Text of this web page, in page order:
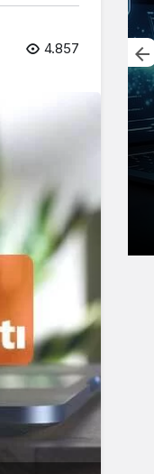
4.857
Tek
Konuk